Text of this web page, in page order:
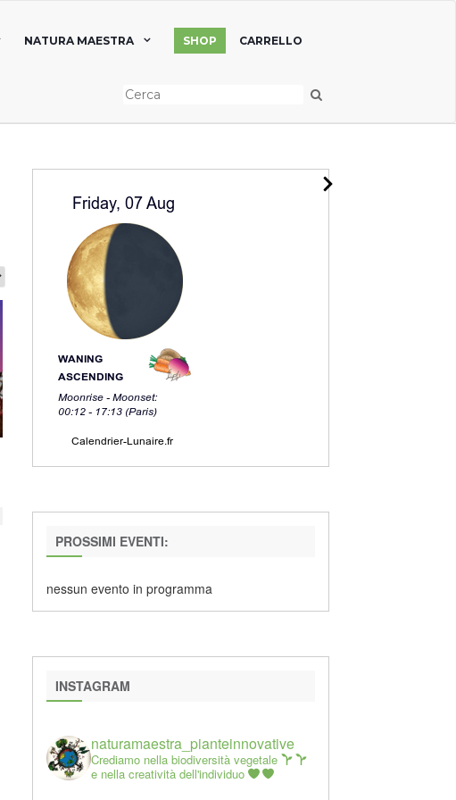
NATURA MAESTRA SHOP CARRELLO
PROSSIMI EVENTI:
nessun evento in programma
INSTAGRAM
naturamaestra_pianteinnovative
Crediamo nella biodiversità vegetale
e nella creatività dell'individuo